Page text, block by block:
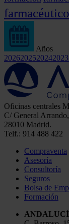
farmacéutico
Años
2026202520242023
Oficinas centrales
C/ General
28010 Madrid.
Telf.: 914 488 422
Compraventa
Asesoría
Consultoría
Seguros
Bolsa de
Formación